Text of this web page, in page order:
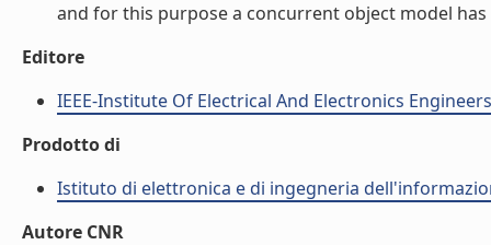
and for this purpose a concurrent object model has
Editore
IEEE-Institute Of Electrical And Electronics
Prodotto di
Istituto di elettronica e di ingegneria
Autore CNR